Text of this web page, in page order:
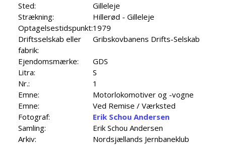
Sted:
Gilleleje
Strækning:
Hillerød - Gilleleje
Optagelsestidspunkt:1979
Driftsselskab eller
fabrik:
Gribskovbanens Drifts-Selskab
Ejendomsmærke:
GDS
Litra:
S
Nr.:
1
Emne:
Motorlokomotiver og -vogne
Emne:
Ved Remise / Værksted
Fotograf:
Erik Schou Andersen
Samling:
Erik Schou Andersen
Arkiv:
Nordsjællands Jernbaneklub